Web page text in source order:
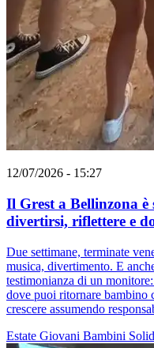
12/07/2026 - 15:27
Il Grest a Bellinzona è
divertirsi, riflettere e
Due settimane, terminate
musica, divertimento. E
testimonianza di un
dove puoi ritornare bambino
crescere assumendo
Estate Giovani Bambini